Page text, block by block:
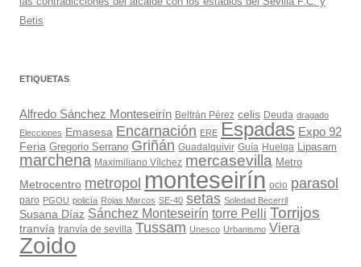
Betis
ETIQUETAS
Alfredo Sánchez Monteseirín Beltrán Pérez celis Deuda dragado
Elecciones Emasesa Encarnación ERE Espadas Expo 92
Feria Gregorio Serrano Griñán Guadalquivir Guía Huelga Lipasam
marchena Maximiliano Vílchez mercasevilla Metro
Metrocentro metropol monteseirín ocio parasol
paro PGOU policía Rojas Marcos SE-40 setas Soledad Becerril
Susana Díaz Sánchez Monteseirín torre Pelli Torrijos
tranvía tranvía de sevilla Tussam Unesco Urbanismo Viera
Zoido